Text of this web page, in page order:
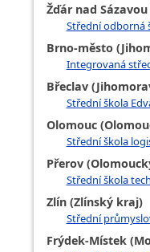
Žďár nad
Střední odborná
Brno-město
Integrovaná
Břeclav
Střední škola
Olomouc
Střední škola
Přerov
Střední škola
Zlín (Zlínský kraj)
Střední
Frýdek-Místek